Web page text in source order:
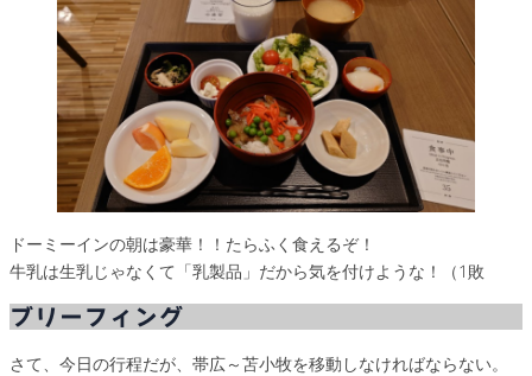
ドーミーインの朝は豪華！！たらふく食えるぞ！
牛乳は生乳じゃなくて「乳製品」だから気を付けような！（1敗
ブリーフィング
さて、今日の行程だが、帯広～苫小牧を移動しなければならない。